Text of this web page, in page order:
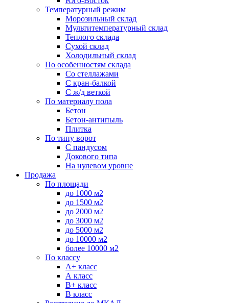
Температурный режим
Морозильный склад
Мультитемпературный склад
Теплого склада
Сухой склад
Холодильный склад
По особенностям склада
Со стеллажами
С кран-балкой
С ж/д веткой
По материалу пола
Бетон
Бетон-антипыль
Плитка
По типу ворот
С пандусом
Докового типа
На нулевом уровне
Продажа
По площади
до 1000 м2
до 1500 м2
до 2000 м2
до 3000 м2
до 5000 м2
до 10000 м2
более 10000 м2
По классу
A+ класс
А класс
В+ класс
B класс